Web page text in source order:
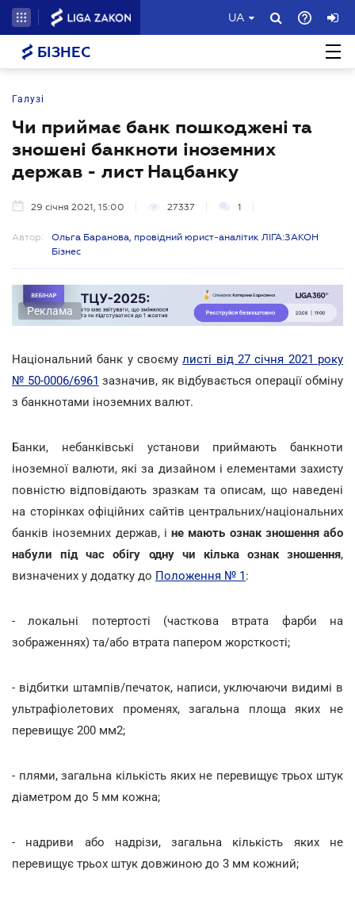
UA
БІЗНЕС
Галузі
Чи приймає банк пошкоджені та
зношені банкноти іноземних
держав - лист Нацбанку
29 січня 2021, 15:00 27337 1
Автор:
Ольга Баранова, провідний юрист-аналітик ЛІГА:ЗАКОН
Бізнес
Реклама
Національний банк у своємулисті від 27 січня 2021 року
№ 50-0006/6961 зазначив, як відбувається операції обміну
з банкнотами іноземних валют.
Банки, небанківські установи приймають банкноти
іноземної валюти, які за дизайном і елементами захисту
повністю відповідають зразкам та описам, що наведені
на сторінках офіційних сайтів центральних/національних
банків іноземних держав, і не мають ознак зношення або
набули під час обігу одну чи кілька ознак зношення,
визначених у додатку до Положення № 1:
- локальні потертості (часткова втрата фарби на
зображеннях) та/або втрата папером жорсткості;
- відбитки штампів/печаток, написи, уключаючи видимі в
ультрафіолетових променях, загальна площа яких не
перевищує 200 мм2;
- плями, загальна кількість яких не перевищує трьох штук
діаметром до 5 мм кожна;
- надриви або надрізи, загальна кількість яких не
перевищує трьох штук довжиною до 3 мм кожний;